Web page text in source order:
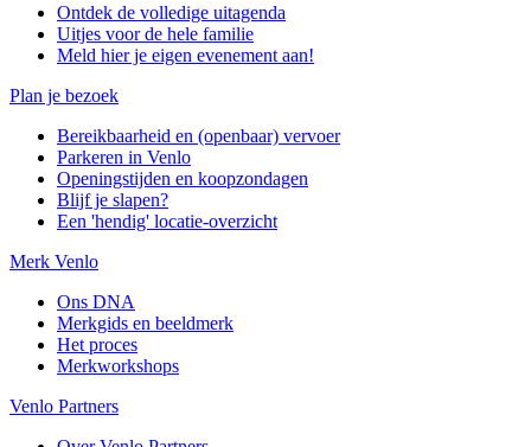
Ontdek de volledige uitagenda
Uitjes voor de hele familie
Meld hier je eigen evenement aan!
Plan je bezoek
Bereikbaarheid en (openbaar) vervoer
Parkeren in Venlo
Openingstijden en koopzondagen
Blijf je slapen?
Een 'hendig' locatie-overzicht
Merk Venlo
Ons DNA
Merkgids en beeldmerk
Het proces
Merkworkshops
Venlo Partners